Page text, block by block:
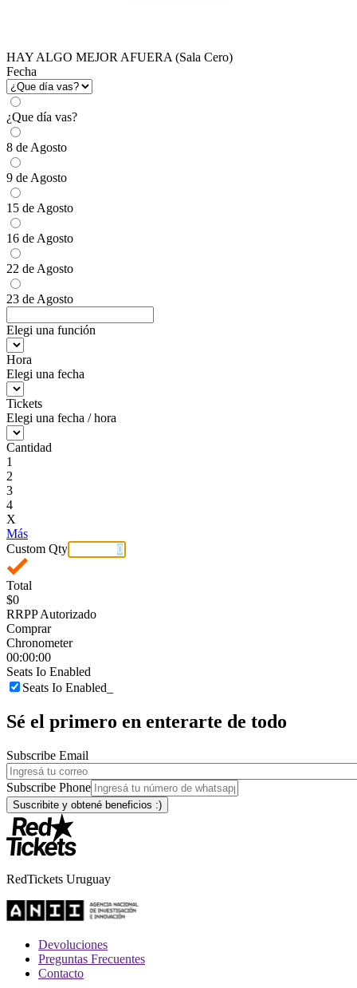
HAY ALGO MEJOR AFUERA (Sala Cero)
Fecha
¿Que día vas?
8 de Agosto
9 de Agosto
15 de Agosto
16 de Agosto
22 de Agosto
23 de Agosto
Elegi una función
Hora
Elegi una fecha
Tickets
Elegi una fecha / hora
Cantidad
1
2
3
4
X
Más
Custom Qty
Total
$0
RRPP Autorizado
Comprar
Chronometer
00:00:00
Seats Io Enabled
Seats Io Enabled_
Sé el primero en enterarte de todo
Subscribe Email
Subscribe Phone
RedTickets Uruguay
Devoluciones
Preguntas Frecuentes
Contacto